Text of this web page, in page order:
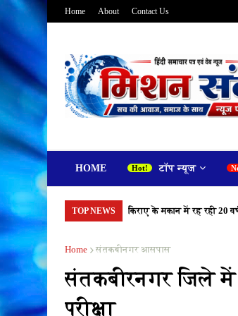
Home About Contact Us
HOME टॉप न्यूज
TOP NEWS किराए के मकान में रह रही 20
Home संतकबीनगर आसपास
संतकबीरनगर जिले में
परीक्षा